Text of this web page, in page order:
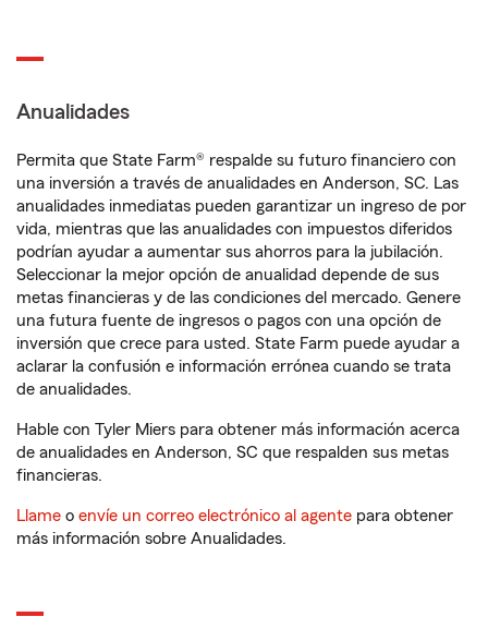
Anualidades
Permita que State Farm® respalde su futuro financiero con
una inversión a través de anualidades en Anderson, SC. Las
anualidades inmediatas pueden garantizar un ingreso de por
vida, mientras que las anualidades con impuestos diferidos
podrían ayudar a aumentar sus ahorros para la jubilación.
Seleccionar la mejor opción de anualidad depende de sus
metas financieras y de las condiciones del mercado. Genere
una futura fuente de ingresos o pagos con una opción de
inversión que crece para usted. State Farm puede ayudar a
aclarar la confusión e información errónea cuando se trata
de anualidades.
Hable con Tyler Miers para obtener más información acerca
de anualidades en Anderson, SC que respalden sus metas
financieras.
Llame o envíe un correo electrónico al agente para obtener
más información sobre Anualidades.